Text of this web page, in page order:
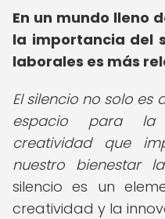
En un mundo lleno
la importancia del
laborales es más
El silencio no solo es
espacio para
creatividad que
nuestro bienestar
silencio es un
creatividad y la